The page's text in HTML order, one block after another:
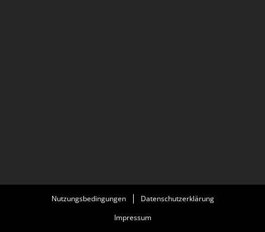
Nutzungsbedingungen
Datenschutzerklärung
Impressum